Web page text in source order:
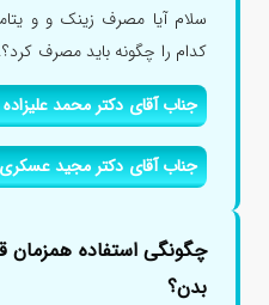
کدام را چگونه باید مصرف
جناب آقای دکتر محمد
جناب آقای دکتر مجید
چگونگی استفاده
بدن؟